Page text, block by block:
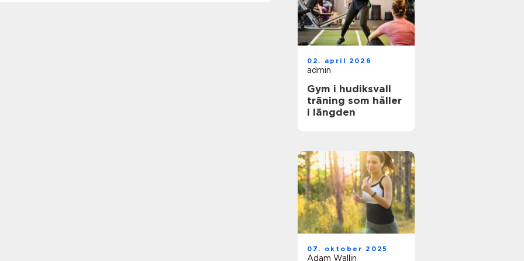
02. april 2026
admin
Gym i hudiksvall
träning som håller
i längden
07. oktober 2025
Adam Wallin